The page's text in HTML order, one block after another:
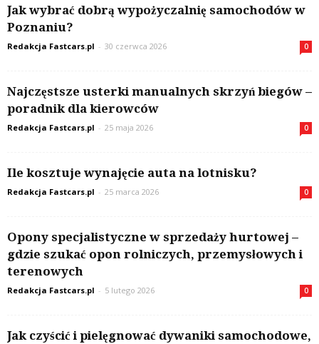
Jak wybrać dobrą wypożyczalnię samochodów w
Poznaniu?
Redakcja Fastcars.pl - 30 czerwca 2026 0
Najczęstsze usterki manualnych skrzyń biegów –
poradnik dla kierowców
Redakcja Fastcars.pl - 25 maja 2026 0
Ile kosztuje wynajęcie auta na lotnisku?
Redakcja Fastcars.pl - 25 marca 2026 0
Opony specjalistyczne w sprzedaży hurtowej –
gdzie szukać opon rolniczych, przemysłowych i
terenowych
Redakcja Fastcars.pl - 5 lutego 2026 0
Jak czyścić i pielęgnować dywaniki samochodowe,